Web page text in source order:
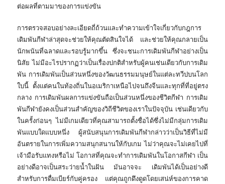
ต่อผลที่ตามมาของการแข่งขัน
การตรวจสอบอย่างละเอียดถี่ถ้วนและทำความเข้าใจเกี่ยวกับกฎการ
เดิมพันกีฬาล่าสุดจะช่วยให้คุณตัดสินใจได้ และช่วยให้คุณกลายเป็น
นักพนันที่ฉลาดและรอบรู้มากขึ้น ซึ่งจะชนะการเดิมพันกีฬาอย่างเป็น
นิสัย ไม่มีอะไรปรากฏว่าเป็นเรื่องปกติสำหรับผู้คนเช่นเดียวกับการเดิม
พัน การเดิมพันเป็นส่วนหนึ่งของวัฒนธรรมมนุษย์ในแต่ละทวีปบนโลก
ใบนี้ ตั้งแต่คนในท้องถิ่นในอเมริกาเหนือไปจนถึงจีนและทุกที่ที่อยู่ตรง
กลาง การเดิมพันผลการแข่งขันถือเป็นส่วนหนึ่งของชีวิตกีฬา การเดิม
พันกีฬายังคงเป็นส่วนสำคัญของวิถีชีวิตของเราในปัจจุบัน เช่นเดียวกับ
ในครั้งก่อนๆ ไม่มีเกมเดียวที่คุณสามารถตั้งชื่อได้ซึ่งไม่มีกลุ่มการเดิม
พันแบบใดแบบหนึ่ง ผู้สนับสนุนการเดิมพันกีฬากล่าวว่าเป็นวิธีที่ไม่มี
อันตรายในการเพิ่มความสนุกสนานให้กับเกม ไม่ว่าคุณจะไม่เคยไปที่
เจ้ามือรับแทงหรือไม่ โอกาสที่คุณจะทำการเดิมพันในโอกาสกีฬา เป็น
อย่างดีอาจเป็นสระว่ายน้ำในฝัน มันอาจจะ เดิมพันได้เป็นอย่างดี
สำหรับการดื่มเบียร์กับคู่ครอง แต่คุณถูกดึงดูดโดยเสน่ห์ของการคาด